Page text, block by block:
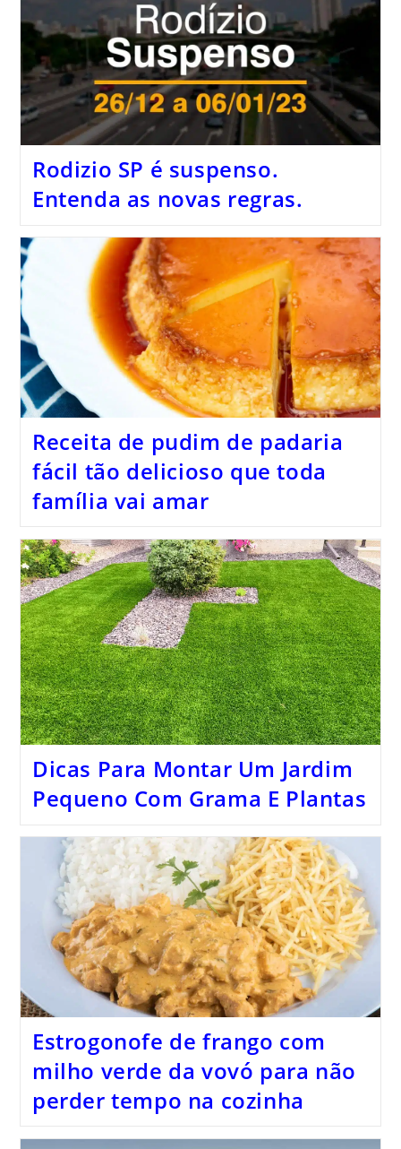
Rodizio SP é suspenso.
Entenda as novas regras.
Receita de pudim de padaria
fácil tão delicioso que toda
família vai amar
Dicas Para Montar Um Jardim
Pequeno Com Grama E Plantas
Estrogonofe de frango com
milho verde da vovó para não
perder tempo na cozinha